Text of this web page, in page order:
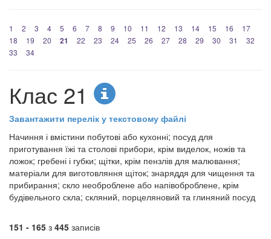
1 2 3 4 5 6 7 8 9 10 11 12 13 14 15 16
17
18
19 20 21 22 23 24 25 26 27 28 29 30 31
32
33
34
Клас 21
Завантажити перелік у текстовому файлі
Начиння і вмістини побутові або кухонні; посуд для
приготування їжі та столові прибори, крім виделок, ножів та
ложок; гребені і губки; щітки, крім пензлів для малювання;
матеріали для виготовляння щіток; знаряддя для чищення та
прибирання; скло необроблене або напівоброблене, крім
будівельного скла; скляний, порцеляновий та глиняний посуд
151 - 165 з 445 записів